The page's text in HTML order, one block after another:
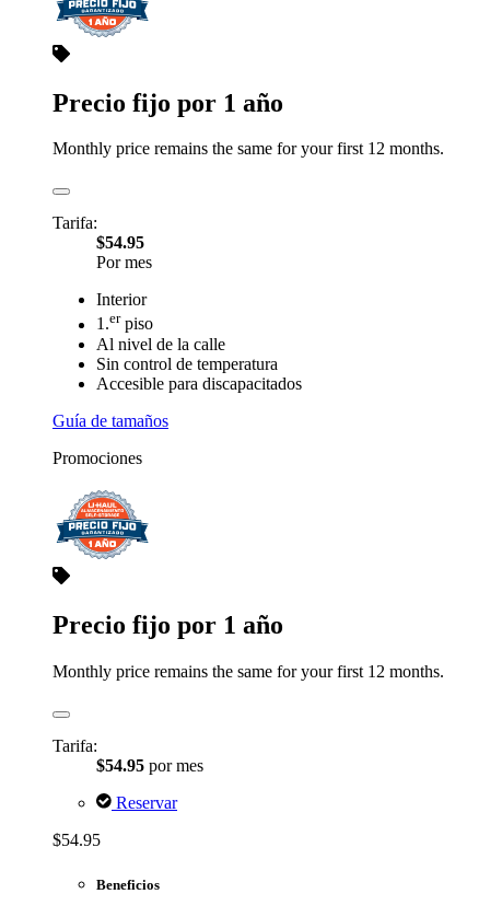
Precio fijo por 1 año
Monthly price remains the same for your first 12 months.
Tarifa:
$54.95
Por mes
Interior
1.erpiso
Al nivel de la calle
Sin control de temperatura
Accesible para discapacitados
Guía de tamaños
Promociones
Precio fijo por 1 año
Monthly price remains the same for your first 12 months.
Tarifa:
$54.95 por mes
Reservar
$54.95
Beneficios